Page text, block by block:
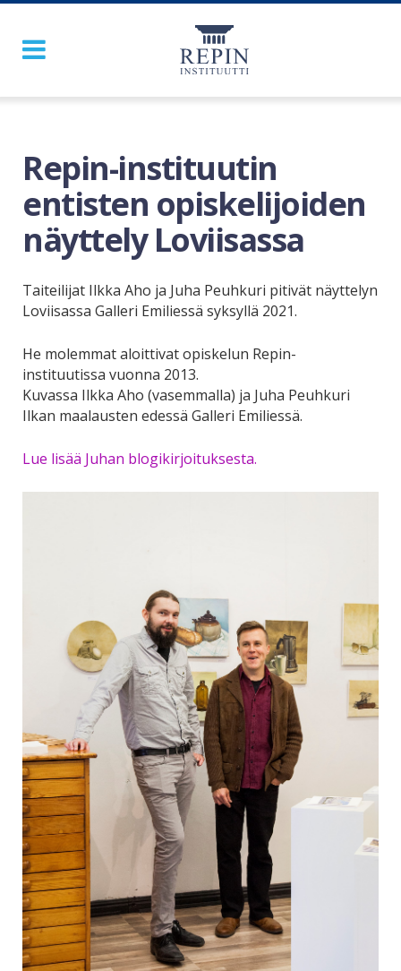
Repin-instituutin
entisten opiskelijoiden
näyttely Loviisassa
Taiteilijat Ilkka Aho ja Juha Peuhkuri pitivät näyttelyn
Loviisassa Galleri Emiliessä syksyllä 2021.
He molemmat aloittivat opiskelun Repin-
instituutissa vuonna 2013.
Kuvassa Ilkka Aho (vasemmalla) ja Juha Peuhkuri
Ilkan maalausten edessä Galleri Emiliessä.
Lue lisää Juhan blogikirjoituksesta.